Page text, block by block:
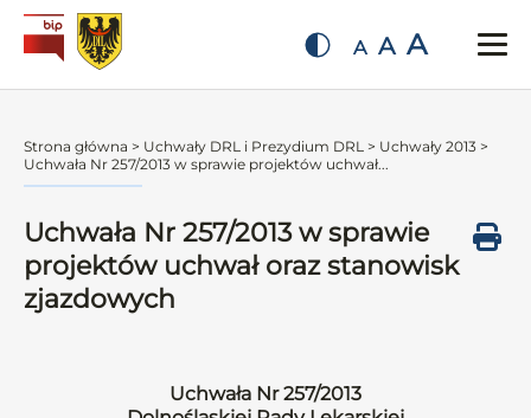
A A A
Strona główna > Uchwały DRL i Prezydium DRL > Uchwały 2013 >
Uchwała Nr 257/2013 w sprawie projektów uchwał...
Uchwała Nr 257/2013 w sprawie
projektów uchwał oraz stanowisk
zjazdowych
Uchwała Nr 257/2013